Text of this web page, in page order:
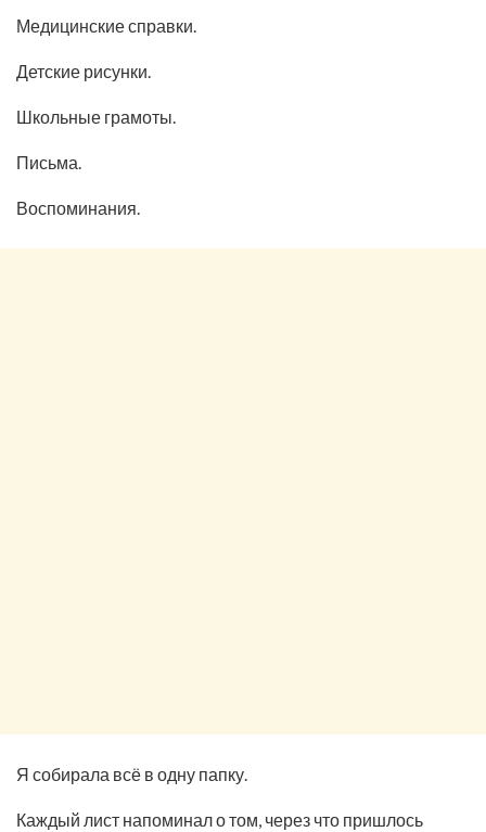
Медицинские справки.
Детские рисунки.
Школьные грамоты.
Письма.
Воспоминания.
Я собирала всё в одну папку.
Каждый лист напоминал о том, через что пришлось